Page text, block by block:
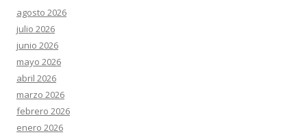
agosto 2026
julio 2026
junio 2026
mayo 2026
abril 2026
marzo 2026
febrero 2026
enero 2026